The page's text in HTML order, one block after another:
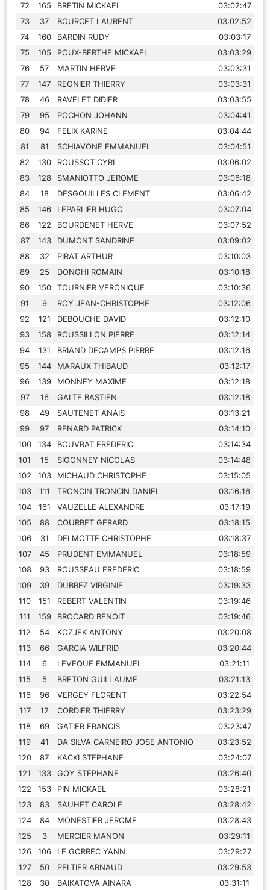
72 165 BRETIN MICKAEL
03:02:47
73
37 BOURCET LAURENT
03:02:52
74
160 BARDIN RUDY
03:03:17
75
105 POUX-BERTHE MICKAEL
03:03:29
76
57 MARTIN HERVE
03:03:31
77
147 REGNIER THIERRY
03:03:31
78
46 RAVELET DIDIER
03:03:55
79
95 POCHON JOHANN
03:04:41
80
94 FELIX KARINE
03:04:44
81
81 SCHIAVONE EMMANUEL
03:04:51
82
130 ROUSSOT CYRL
03:06:02
83
128 SMANIOTTO JEROME
03:06:18
84
18 DESGOUILLES CLEMENT
03:06:42
85
146 LEPARLIER HUGO
03:07:04
86
122 BOURDENET HERVE
03:07:52
87
143 DUMONT SANDRINE
03:09:02
88
32 PIRAT ARTHUR
03:10:03
89
25 DONGHI ROMAIN
03:10:18
90
150 TOURNIER VERONIQUE
03:10:36
91
9 ROY JEAN-CHRISTOPHE
03:12:06
92
121 DEBOUCHE DAVID
03:12:10
93
158 ROUSSILLON PIERRE
03:12:14
94
131 BRIAND DECAMPS PIERRE
03:12:16
95
144 MARAUX THIBAUD
03:12:17
96
139 MONNEY MAXIME
03:12:18
97
16 GALTE BASTIEN
03:12:18
98
49 SAUTENET ANAIS
03:13:21
99
97 RENARD PATRICK
03:14:10
100
134 BOUVRAT FREDERIC
03:14:34
101
15 SIGONNEY NICOLAS
03:14:48
102
103 MICHAUD CHRISTOPHE
03:15:05
103
111 TRONCIN TRONCIN DANIEL
03:16:16
104
161 VAUZELLE ALEXANDRE
03:17:19
105
88 COURBET GERARD
03:18:15
106
31 DELMOTTE CHRISTOPHE
03:18:37
107
45 PRUDENT EMMANUEL
03:18:59
108
93 ROUSSEAU FREDERIC
03:18:59
109
39 DUBREZ VIRGINIE
03:19:33
110
151 REBERT VALENTIN
03:19:46
111
159 BROCARD BENOIT
03:19:46
112
54 KOZJEK ANTONY
03:20:08
113
66 GARCIA WILFRID
03:20:44
114
6 LEVEQUE EMMANUEL
03:21:11
115
5 BRETON GUILLAUME
03:21:13
116
96 VERGEY FLORENT
03:22:54
117
12 CORDIER THIERRY
03:23:29
118
69 GATIER FRANCIS
03:23:47
119
41 DA SILVA CARNEIRO JOSE ANTONIO
03:23:52
120
87 KACKI STEPHANE
03:24:07
121
133 GOY STEPHANE
03:26:40
122
153 PIN MICKAEL
03:28:21
123
83 SAUHET CAROLE
03:28:42
124
84 MONESTIER JEROME
03:28:43
125
3 MERCIER MANON
03:29:11
126
106 LE GORREC YANN
03:29:27
127
50 PELTIER ARNAUD
03:29:53
128
30 BAIKATOVA AINARA
03:31:11